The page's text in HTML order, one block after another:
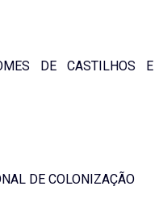
DE CASTILHOS E
DE COLONIZAÇÃO